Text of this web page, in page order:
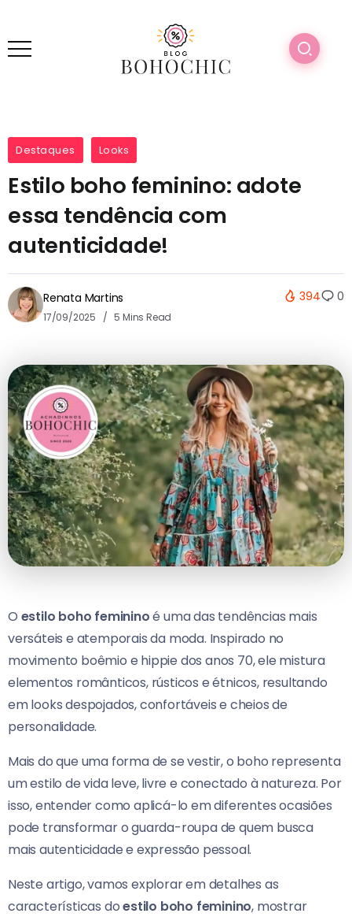
Destaques Looks
Estilo boho feminino: adote
essa tendência com
autenticidade!
Renata Martins
17/09/2025 5 Mins Read
394 0
O estilo boho femininoé uma das tendências mais
versáteis e atemporais da moda. Inspirado no
movimento boêmio e hippie dos anos 70, ele mistura
elementos românticos, rústicos e étnicos, resultando
em looks despojados, confortáveis e cheios de
personalidade.
Mais do que uma forma de se vestir, o boho representa
um estilo de vida leve, livre e conectado à natureza. Por
isso, entender como aplicá-lo em diferentes ocasiões
pode transformar o guarda-roupa de quem busca
mais autenticidade e expressão pessoal.
Neste artigo, vamos explorar em detalhes as
características doestilo boho feminino, mostrar